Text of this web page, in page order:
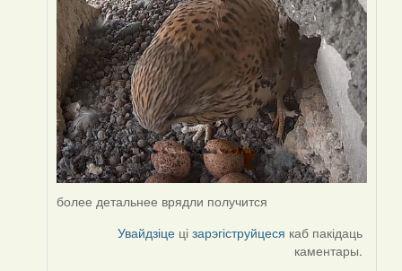
более детальнее врядли получится
Увайдзіце цізарэгіструйцеся каб пакідаць
каментары.